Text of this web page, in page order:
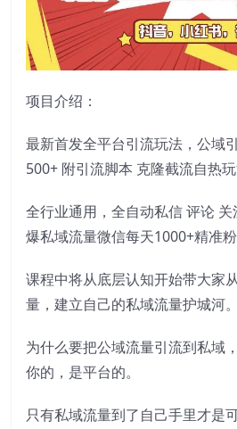
项目介绍：
最新首发全平台引流玩法，公域
500+ 附引流脚本 克隆截流自热
全行业通用，全自动私信 评论
爆私域流量微信每天1000+精准
课程中将从底层认知开始带大家
量，建立自己的私域流量护城河。
为什么要把公域流量引流到私域
你的，是平台的。
只有私域流量到了自己手里才是